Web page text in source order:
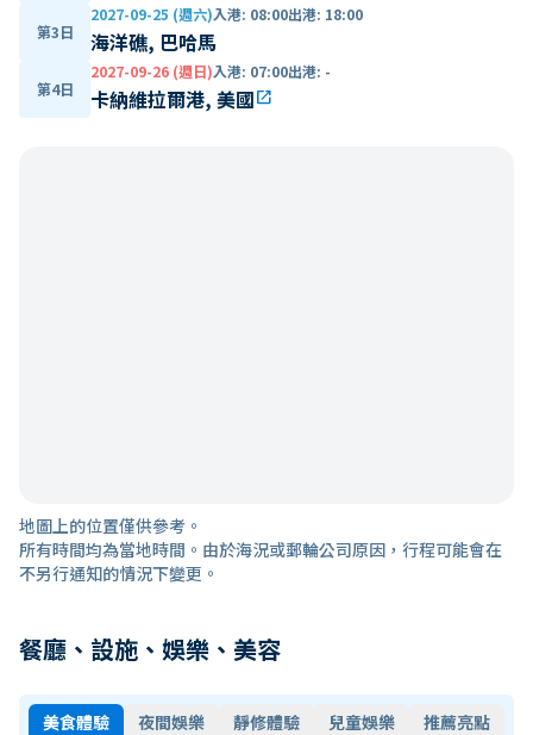
第3日
2027-09-25 (週六)入港: 08:00出港: 18:00
海洋礁, 巴哈馬
第4日
2027-09-26 (週日)入港: 07:00出港: -
卡納維拉爾港, 美國open_in_new
地圖上的位置僅供參考。
所有時間均為當地時間。由於海況或郵輪公司原因，行程可能會在
不另行通知的情況下變更。
餐廳、設施、娛樂、美容
美食體驗 夜間娛樂 靜修體驗 兒童娛樂 推薦亮點